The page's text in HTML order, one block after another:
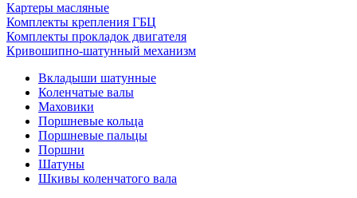
Картеры масляные
Комплекты крепления ГБЦ
Комплекты прокладок двигателя
Кривошипно-шатунный механизм
Вкладыши шатунные
Коленчатые валы
Маховики
Поршневые кольца
Поршневые пальцы
Поршни
Шатуны
Шкивы коленчатого вала